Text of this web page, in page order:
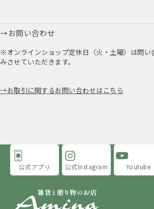
お問い合わせ
※オンラインショップ定休日（火・土曜）は問い
みさせていただきます。
お取引に関するお問い合わせはこちら
公式アプリ 公式Instagram Youtube